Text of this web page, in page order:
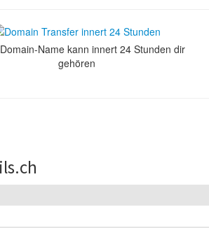
Name kann innert 24 Stunden dir
gehören